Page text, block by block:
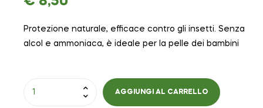
Protezione naturale, efficace contro gli insetti. Senza
alcol e ammoniaca, è ideale per la pelle dei bambini
AGGIUNGI AL CARRELLO